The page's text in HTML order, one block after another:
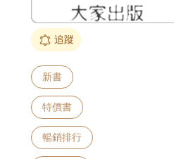
追蹤
新書
特價書
暢銷排行